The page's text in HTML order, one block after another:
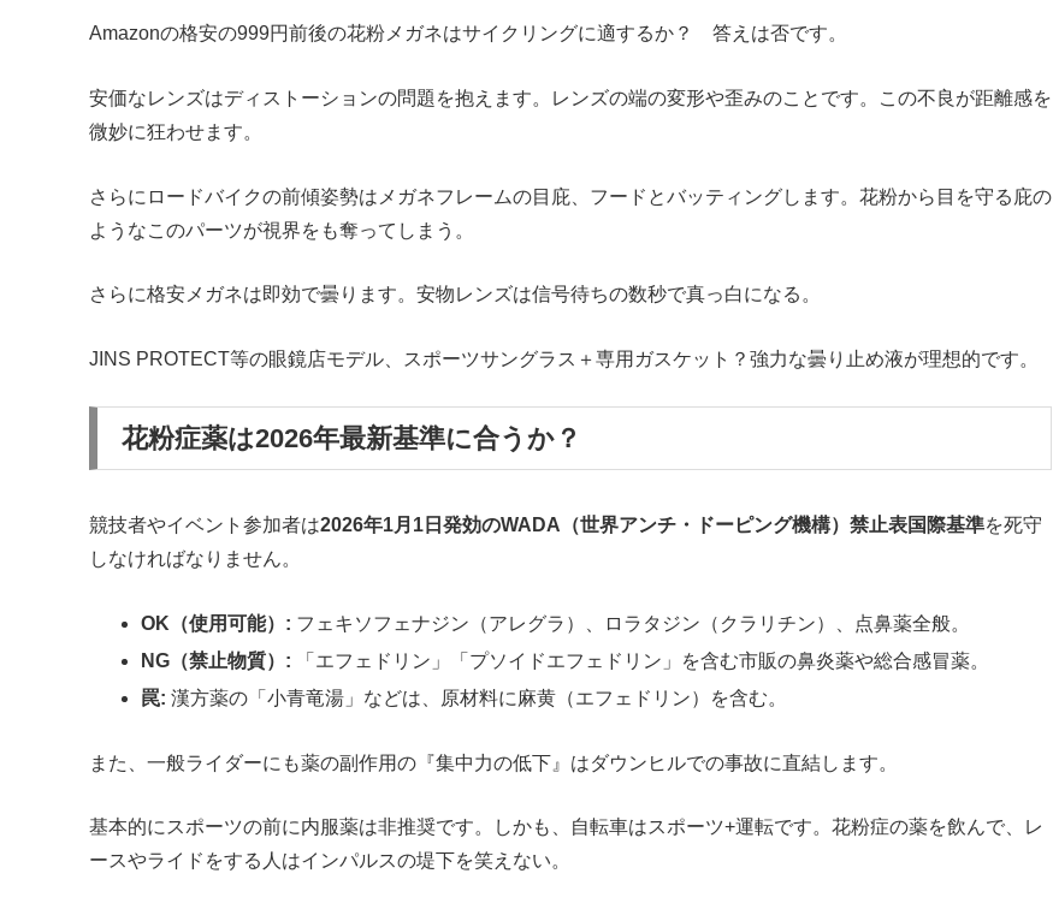
Amazonの格安の999円前後の花粉メガネはサイクリングに適するか？ 答えは否です。
安価なレンズはディストーションの問題を抱えます。レンズの端の変形や歪みのことです。この不良が距離感を
微妙に狂わせます。
さらにロードバイクの前傾姿勢はメガネフレームの目庇、フードとバッティングします。花粉から目を守る庇の
ようなこのパーツが視界をも奪ってしまう。
さらに格安メガネは即効で曇ります。安物レンズは信号待ちの数秒で真っ白になる。
JINS PROTECT等の眼鏡店モデル、スポーツサングラス＋専用ガスケット？強力な曇り止め液が理想的です。
花粉症薬は2026年最新基準に合うか？
競技者やイベント参加者は2026年1月1日発効のWADA（世界アンチ・ドーピング機構）禁止表国際基準を死守
しなければなりません。
OK（使用可能）: フェキソフェナジン（アレグラ）、ロラタジン（クラリチン）、点鼻薬全般。
NG（禁止物質）: 「エフェドリン」「プソイドエフェドリン」を含む市販の鼻炎薬や総合感冒薬。
罠: 漢方薬の「小青竜湯」などは、原材料に麻黄（エフェドリン）を含む。
また、一般ライダーにも薬の副作用の『集中力の低下』はダウンヒルでの事故に直結します。
基本的にスポーツの前に内服薬は非推奨です。しかも、自転車はスポーツ+運転です。花粉症の薬を飲んで、レ
ースやライドをする人はインパルスの堤下を笑えない。